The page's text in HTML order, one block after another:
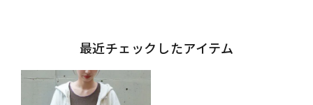
最近チェックしたアイテム